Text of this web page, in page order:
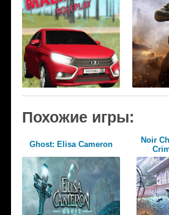
Похожие игры:
Ghost: Elisa Cameron
Noir